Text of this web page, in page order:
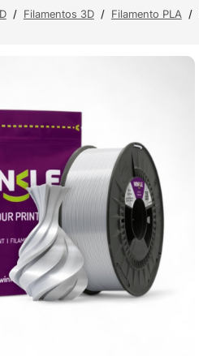
/ Filamentos 3D / Filamento PLA /